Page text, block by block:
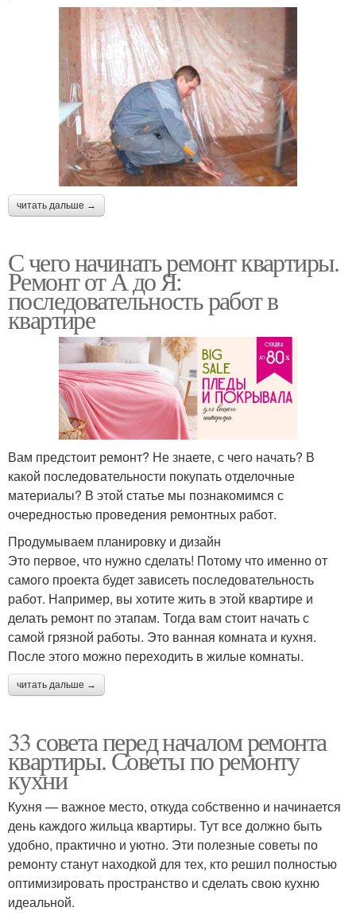
читать дальше →
С чего начинать ремонт квартиры.
Ремонт от А до Я:
последовательность работ в
квартире
Вам предстоит ремонт? Не знаете, с чего начать? В
какой последовательности покупать отделочные
материалы? В этой статье мы познакомимся с
очередностью проведения ремонтных работ.
Продумываем планировку и дизайн
Это первое, что нужно сделать! Потому что именно от
самого проекта будет зависеть последовательность
работ. Например, вы хотите жить в этой квартире и
делать ремонт по этапам. Тогда вам стоит начать с
самой грязной работы. Это ванная комната и кухня.
После этого можно переходить в жилые комнаты.
читать дальше →
33 совета перед началом ремонта
квартиры. Советы по ремонту
кухни
Кухня — важное место, откуда собственно и начинается
день каждого жильца квартиры. Тут все должно быть
удобно, практично и уютно. Эти полезные советы по
ремонту станут находкой для тех, кто решил полностью
оптимизировать пространство и сделать свою кухню
идеальной.